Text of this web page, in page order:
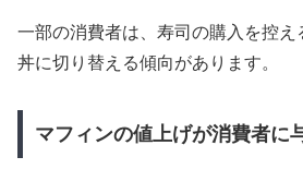
一部の消費者は、寿司の購入を控
丼に切り替える傾向があります。
マフィンの値上げが消費者に